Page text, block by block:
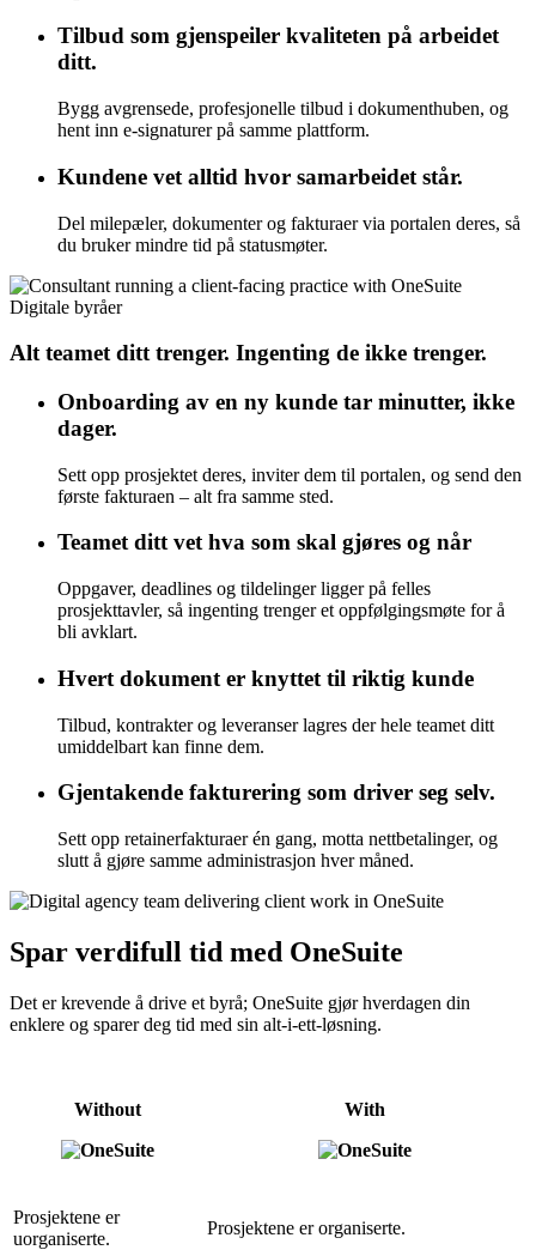
Tilbud som gjenspeiler kvaliteten på arbeidet
ditt.
Bygg avgrensede, profesjonelle tilbud i dokumenthuben, og
hent inn e-signaturer på samme plattform.
Kundene vet alltid hvor samarbeidet står.
Del milepæler, dokumenter og fakturaer via portalen deres, så
du bruker mindre tid på statusmøter.
Digitale byråer
Alt teamet ditt trenger. Ingenting de ikke trenger.
Onboarding av en ny kunde tar minutter, ikke
dager.
Sett opp prosjektet deres, inviter dem til portalen, og send den
første fakturaen – alt fra samme sted.
Teamet ditt vet hva som skal gjøres og når
Oppgaver, deadlines og tildelinger ligger på felles
prosjekttavler, så ingenting trenger et oppfølgingsmøte for å
bli avklart.
Hvert dokument er knyttet til riktig kunde
Tilbud, kontrakter og leveranser lagres der hele teamet ditt
umiddelbart kan finne dem.
Gjentakende fakturering som driver seg selv.
Sett opp retainerfakturaer én gang, motta nettbetalinger, og
slutt å gjøre samme administrasjon hver måned.
Spar verdifull tid med OneSuite
Det er krevende å drive et byrå; OneSuite gjør hverdagen din
enklere og sparer deg tid med sin alt-i-ett-løsning.
Without With
Prosjektene er
uorganiserte.
Prosjektene er organiserte.